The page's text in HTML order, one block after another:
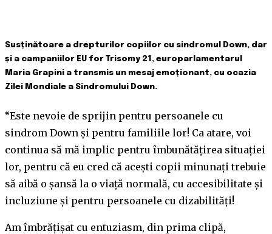
Susținătoare a drepturilor copiilor cu sindromul Down, dar
și a campaniilor EU for Trisomy 21, europarlamentarul
Maria Grapini a transmis un mesaj emoționant, cu ocazia
Zilei Mondiale a Sindromului Down.
“Este nevoie de sprijin pentru persoanele cu
sindrom Down și pentru familiile lor! Ca atare, voi
continua să mă implic pentru îmbunătățirea situației
lor, pentru că eu cred că acești copii minunați trebuie
să aibă o șansă la o viață normală, cu accesibilitate și
incluziune și pentru persoanele cu dizabilități!
Am îmbrățișat cu entuziasm, din prima clipă,